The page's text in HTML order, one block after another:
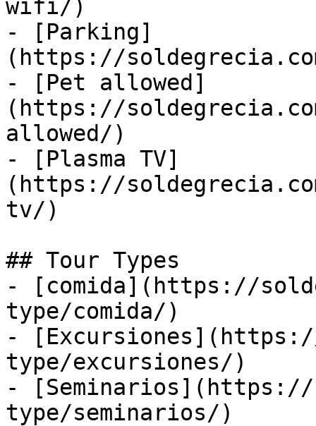
wifi/)
- [Parking]
(https://
- [Pet allowed]
(https://
allowed/)
- [Plasma TV]
(https://
tv/)
## Tour Types
- [comida](https://
type/comida/)
-
type/excursiones/)
- [Seminarios](https://
type/seminarios/)